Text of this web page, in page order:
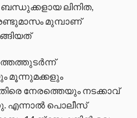
ബന്ധുക്കളായ ലിനിത,
മുമ്പാണ്
മൂന്നുമക്കളും
നേരത്തെയും നടക്കാവ്
എന്നാല്‍ പൊലീസ്